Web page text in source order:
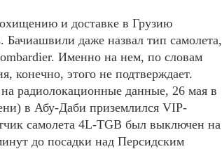
и доставке в Грузию
Бачиашвили даже назвал тип самолета,
Именно на нем, по словам
конечно, этого не подтверждает.
радиолокационные данные, 26 мая в
в Абу-Даби приземлился VIP-
самолета 4L-TGB был выключен на
до посадки над Персидским